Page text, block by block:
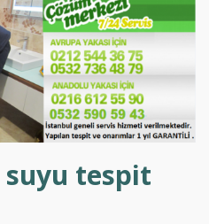
tespit